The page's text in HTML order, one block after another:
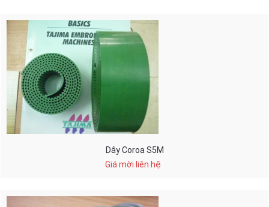
Dây Coroa S5M
Giá mời liên hệ